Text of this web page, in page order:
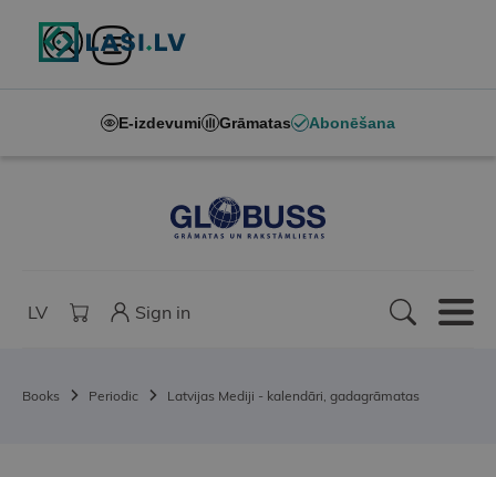
E-izdevumi Grāmatas Abonēšana
LV Sign in
Books Periodic Latvijas Mediji - kalendāri, gadagrāmatas